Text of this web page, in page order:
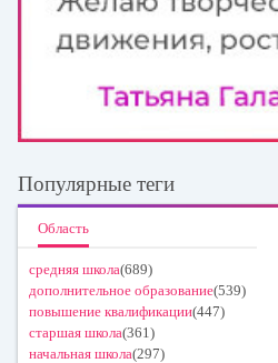
Популярные теги
Область
средняя школа(689)
дополнительное образование(539)
повышение квалификации(447)
старшая школа(361)
начальная школа(297)